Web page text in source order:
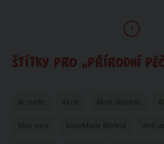
1
ŠTÍTKY PRO „PŘÍRODNÍ
Acorelle Akné Akné detektiv
Aloe vera AnneMarie Börlind Anti-